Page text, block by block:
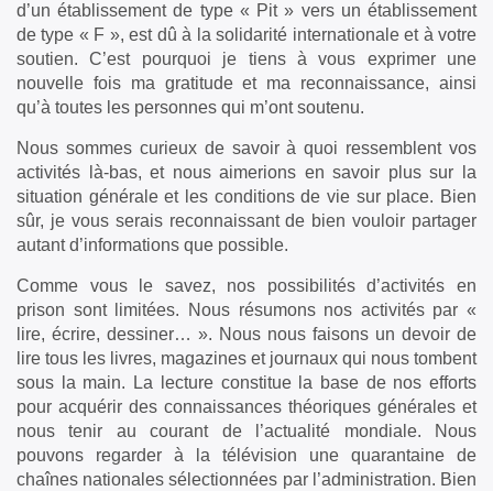
d’un établissement de type « Pit » vers un établissement
de type « F », est dû à la solidarité internationale et à votre
soutien. C’est pourquoi je tiens à vous exprimer une
nouvelle fois ma gratitude et ma reconnaissance, ainsi
qu’à toutes les personnes qui m’ont soutenu.
Nous sommes curieux de savoir à quoi ressemblent vos
activités là-bas, et nous aimerions en savoir plus sur la
situation générale et les conditions de vie sur place. Bien
sûr, je vous serais reconnaissant de bien vouloir partager
autant d’informations que possible.
Comme vous le savez, nos possibilités d’activités en
prison sont limitées. Nous résumons nos activités par «
lire, écrire, dessiner… ». Nous nous faisons un devoir de
lire tous les livres, magazines et journaux qui nous tombent
sous la main. La lecture constitue la base de nos efforts
pour acquérir des connaissances théoriques générales et
nous tenir au courant de l’actualité mondiale. Nous
pouvons regarder à la télévision une quarantaine de
chaînes nationales sélectionnées par l’administration. Bien